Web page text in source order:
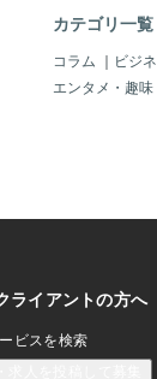
たとき自分の
がいいですよ
ない スペルを
索しやすいか
るのもありで
カテゴリ一覧
コラム ｜ ビジ
エンタメ・趣味